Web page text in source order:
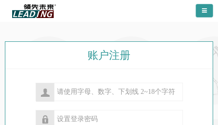
导航
账户注册